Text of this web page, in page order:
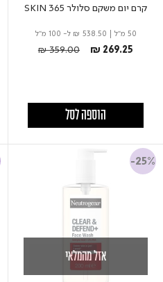
קרם יום משקם סלולר 365 SKIN
50 מ"ל ₪ 538.50 ל- 100 מ"ל
₪ 269.25
Price reduced from
₪ 359.00to
הוספה לסל
אזל מהמלאי
-25%